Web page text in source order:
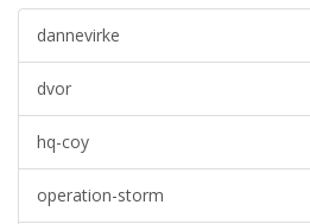
dannevirke
dvor
hq-coy
operation-storm